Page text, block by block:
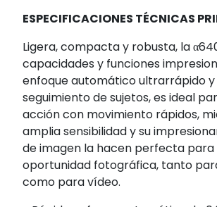
ESPECIFICACIONES TÉCNICAS
Ligera, compacta y robusta, la
capacidades y funciones
enfoque automático ultrarrápido
seguimiento de sujetos, es ideal
acción con movimiento rápidos,
amplia sensibilidad y su
de imagen la hacen perfecta para
oportunidad fotográfica, tanto
como para vídeo.